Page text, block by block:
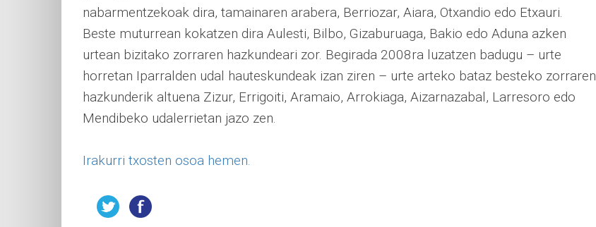
nabarmentzekoak dira, tamainaren arabera, Berriozar, Aiara, Otxandio edo Etxauri.
Beste muturrean kokatzen dira Aulesti, Bilbo, Gizaburuaga, Bakio edo Aduna azken
urtean bizitako zorraren hazkundeari zor. Begirada 2008ra luzatzen badugu – urte
horretan Iparralden udal hauteskundeak izan ziren – urte arteko bataz besteko zorraren
hazkunderik altuena Zizur, Errigoiti, Aramaio, Arrokiaga, Aizarnazabal, Larresoro edo
Mendibeko udalerrietan jazo zen.
Irakurri txosten osoa hemen.